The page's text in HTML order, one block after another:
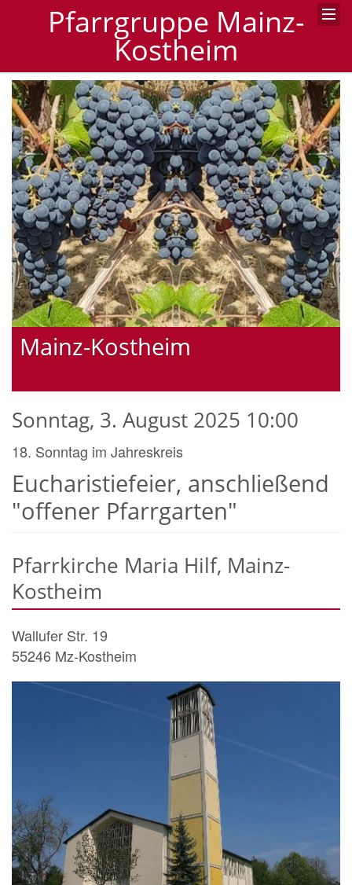
Pfarrgruppe Mainz-
Kostheim
Mainz-Kostheim
Eucharistiefeier, anschließend
"offener Pfarrgarten"
Sonntag, 3. August 2025 10:00
18. Sonntag im Jahreskreis
Pfarrkirche Maria Hilf, Mainz-
Kostheim
Wallufer Str. 19
55246 Mz-Kostheim